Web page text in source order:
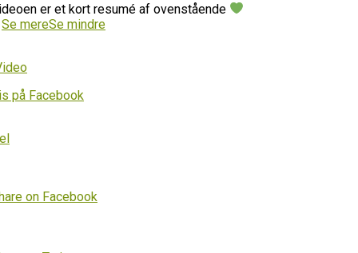
er et kort resumé af ovenstående
Se mereSe mindre
på Facebook
on Facebook